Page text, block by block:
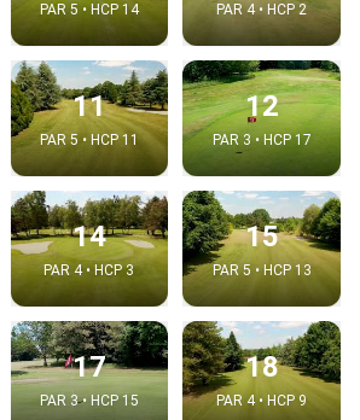
PAR 5 • HCP 14 PAR 4 • HCP 2
11
PAR 5 • HCP 11
12
PAR 3 • HCP 17
14
PAR 4 • HCP 3
15
PAR 5 • HCP 13
17
PAR 3 • HCP 15
18
PAR 4 • HCP 9